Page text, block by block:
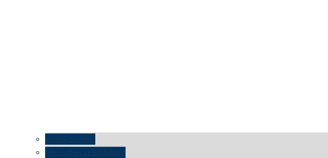
Angekommen
Menschen in Schildgen